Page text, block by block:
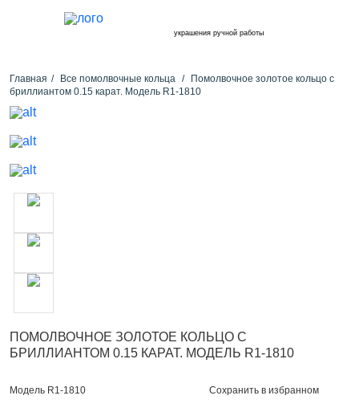
украшения ручной работы
Главная Все помолвочные кольца
Помолвочное золотое кольцо с
бриллиантом 0.15 карат. Модель R1-1810
ПОМОЛВОЧНОЕ ЗОЛОТОЕ КОЛЬЦО С
БРИЛЛИАНТОМ 0.15 КАРАТ. МОДЕЛЬ R1-1810
Модель R1-1810 Сохранить в избранном